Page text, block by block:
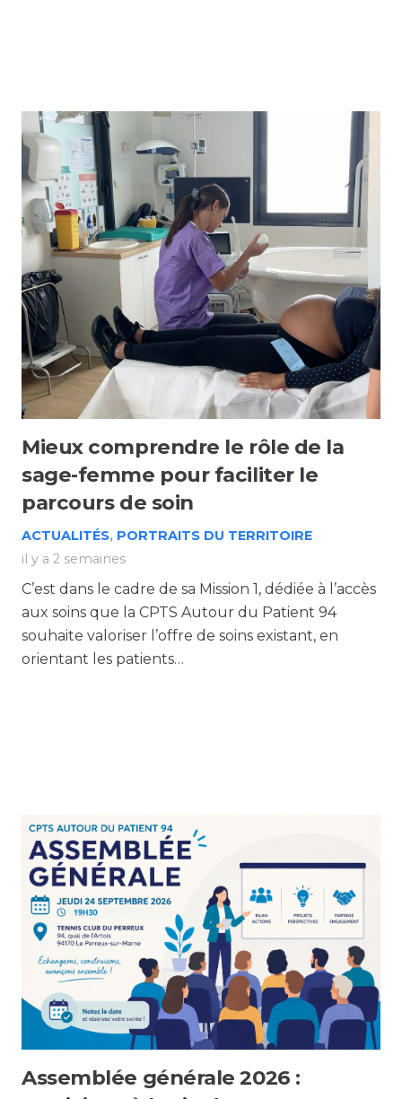
Mieux comprendre le rôle de la
sage-femme pour faciliter le
parcours de soin
ACTUALITÉS, PORTRAITS DU TERRITOIRE
il y a 2 semaines
C’est dans le cadre de sa Mission 1, dédiée à l’accès
aux soins que la CPTS Autour du Patient 94
souhaite valoriser l’offre de soins existant, en
orientant les patients…
Assemblée générale 2026 :